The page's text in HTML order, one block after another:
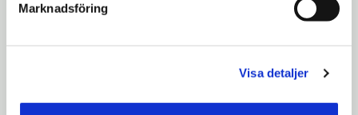
Marknadsföring
Visa detaljer